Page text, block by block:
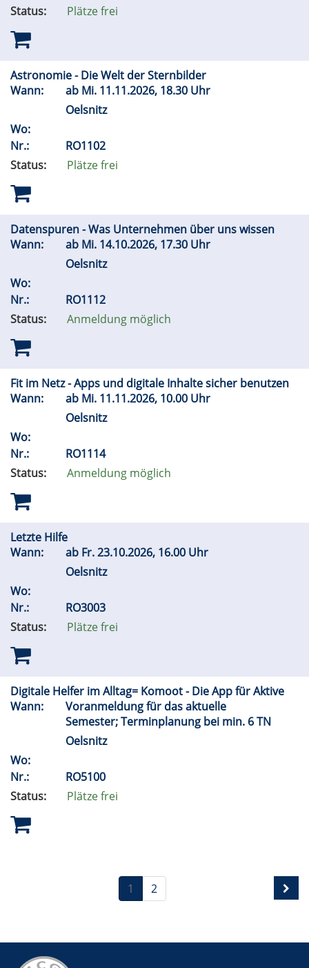
Status:
Plätze frei
Astronomie - Die Welt der Sternbilder
Wann:
ab Mi. 11.11.2026, 18.30 Uhr
Oelsnitz
Wo:
Nr.:
RO1102
Status:
Plätze frei
Datenspuren - Was Unternehmen über uns wissen
Wann:
ab Mi. 14.10.2026, 17.30 Uhr
Oelsnitz
Wo:
Nr.:
RO1112
Status:
Anmeldung möglich
Fit im Netz - Apps und digitale Inhalte sicher benutzen
Wann:
ab Mi. 11.11.2026, 10.00 Uhr
Oelsnitz
Wo:
Nr.:
RO1114
Status:
Anmeldung möglich
Letzte Hilfe
Wann:
ab Fr.23.10.2026, 16.00 Uhr
Oelsnitz
Wo:
Nr.:
RO3003
Status:
Plätze frei
Digitale Helfer im Alltag= Komoot - Die App für Aktive
Wann:
Voranmeldung für das aktuelle
Semester; Terminplanung bei min. 6 TN
Oelsnitz
Wo:
Nr.:
RO5100
Status:
Plätze frei
1 2